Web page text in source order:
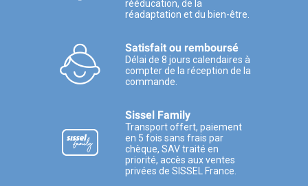
rééducation, de la
réadaptation et du bien-être.
Satisfait ou remboursé
Délai de 8 jours calendaires à
compter de la réception de la
commande.
Sissel Family
Transport offert, paiement
en 5 fois sans frais par
chèque, SAV traité en
priorité, accès aux ventes
privées de SISSEL France.